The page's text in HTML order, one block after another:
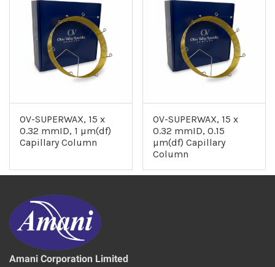
OV-SUPERWAX, 15 x
0.32 mmID, 1 µm(df)
Capillary Column
OV-SUPERWAX, 15 x
0.32 mmID, 0.15
µm(df) Capillary
Column
Amani Corporation Limited